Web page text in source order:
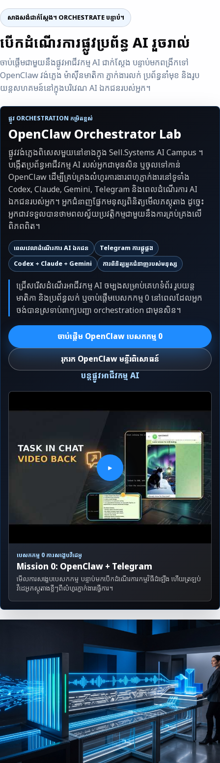
សាងសង់ជាក់ស្តែង។ ORCHESTRATE បន្ទាប់។
បើកដំណើរការផ្លូវប្រព័ន្ធ AI រួចរាល់
ចាប់ផ្តើមជាមួយនឹងផ្លូវអាជីវកម្ម AI ជាក់ស្តែង បន្ទាប់មកពង្រីកទៅ
OpenClaw វង់ភ្លេង ម៉ាស៊ីនមាតិកា ភ្នាក់ងារលក់ ប្រព័ន្ធនាំមុខ និងរូប
យន្តសហគមន៍នៅក្នុងបរិវេណ AI ឯកជនរបស់អ្នក។
ផ្លូវ ORCHESTRATION កម្រិតខ្ពស់
OpenClaw Orchestrator Lab
ផ្លូវវង់ភ្លេងពិសេសមួយនៅខាងក្នុង Sell.Systems AI Campus ។
បង្កើតប្រព័ន្ធអាជីវកម្ម AI របស់អ្នកជាមុនសិន ឬចូលទៅកាន់
OpenClaw ដើម្បីគ្រប់គ្រងលំហូរការងារពហុភ្នាក់ងារនៅទូទាំង
Codex, Claude, Gemini, Telegram និងពេលដំណើរការ AI
ឯកជនរបស់អ្នក។ អ្នកជំនាញផ្នែកមនុស្សពិនិត្យមើលភស្តុតាង ដូច្នេះ
អ្នកជាវទទួលបានថាមពលស្វ័យប្រវត្តិកម្មជាមួយនឹងការគ្រប់គ្រងលើ
ពិភពពិត។
ពេលវេលាដំណើរការ AI ឯកជន
Telegram ការផ្គូផ្គង
Codex + Claude + Gemini
ការពិនិត្យអ្នកជំនាញរបស់មនុស្ស
ជ្រើសរើសដំណើរអាជីវកម្ម AI ចម្បងសម្រាប់គេហទំព័រ រូបយន្ត
មាតិកា និងប្រព័ន្ធលក់ ឬចាប់ផ្តើមបេសកកម្ម 0 នៅពេលដែលអ្នក
ចង់បានស្រទាប់ពាក្យបញ្ជា orchestration ជាមុនសិន។
ចាប់ផ្តើម OpenClaw បេសកកម្ម 0
រុករក OpenClaw មន្ទីរពិសោធន៍
បន្តផ្លូវអាជីវកម្ម AI
▶
បេសកកម្ម 0 ការសង្ខេបវីដេអូ
Mission 0: OpenClaw + Telegram
មើលការសង្ខេបបេសកកម្ម បន្ទាប់មកបើកដំណើរការកម្មវិធីដំឡើង ហើយត្រឡប់
វីដេអូភស្តុតាងខ្លីៗពីលំហូរភ្នាក់ងារធ្វើការ។